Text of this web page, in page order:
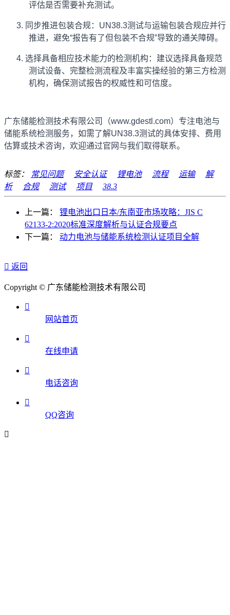
评估是否需要补充测试。
3. 同步推进包装合规：UN38.3测试与运输包装合规应并行
推进，避免“报告有了但包装不合规”导致的通关障碍。
4. 选择具备相应技术能力的检测机构：建议选择具备规范
测试设备、完整检测流程及丰富实操经验的第三方检测
机构，确保测试报告的权威性和可信度。
广东储能检测技术有限公司（www.gdestl.com）专注电池与
储能系统检测服务，如需了解UN38.3测试的具体安排、费用
估算或技术咨询，欢迎通过官网与我们取得联系。
标签： 常见问题 安全认证 锂电池 流程 运输
解
析
合规 测试 项目 38.3
上一篇： 锂电池出口日本/东南亚市场攻略：JIS C
62133-2:2020标准深度解析与认证合规要点
下一篇： 动力电池与储能系统检测认证项目全解
 返回
Copyright © 广东储能检测技术有限公司

网站首页

在线申请

电话咨询

QQ咨询
